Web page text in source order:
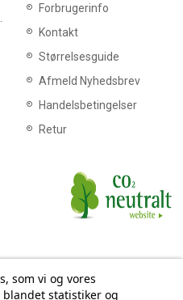
Forbrugerinfo
Kontakt
Størrelsesguide
Afmeld Nyhedsbrev
Handelsbetingelser
Retur
Adresse
som vi og vores
statistiker og